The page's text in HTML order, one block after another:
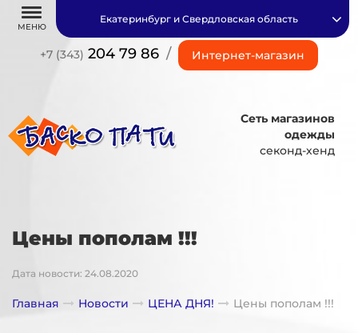
МЕНЮ
+7 (343) 204 79 86 / Интернет-магазин
Екатеринбург и Свердловская область
Сеть магазинов
одежды
секонд-хенд
Цены пополам !!!
Дата новости: 24.08.2020
Главная Новости ЦЕНА ДНЯ! Цены пополам !!!